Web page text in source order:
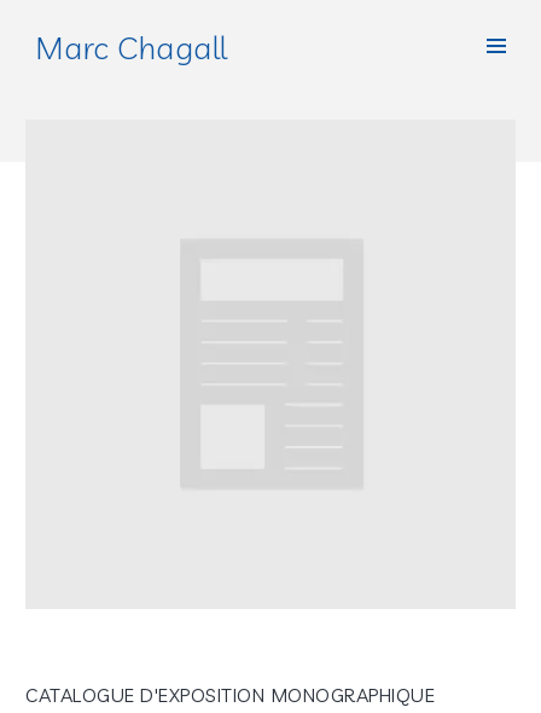
Marc Chagall
CATALOGUE D'EXPOSITION MONOGRAPHIQUE